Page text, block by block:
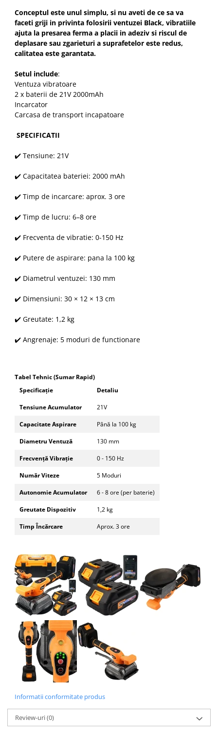
Conceptul este unul simplu, si nu aveti de ce sa va
faceti griji in privinta folosirii ventuzei Black, vibratiile
ajuta la presarea ferma a placii in adeziv si riscul de
deplasare sau zgarieturi a suprafetelor este redus,
calitatea este garantata.
Setul include:
Ventuza vibratoare
2 x baterii de 21V 2000mAh
Incarcator
Carcasa de transport incapatoare
SPECIFICATII
✔️ Tensiune: 21V
✔️ Capacitatea bateriei: 2000 mAh
✔️ Timp de incarcare: aprox. 3 ore
✔️ Timp de lucru: 6–8 ore
✔️ Frecventa de vibratie: 0-150 Hz
✔️ Putere de aspirare: pana la 100 kg
✔️ Diametrul ventuzei: 130 mm
✔️ Dimensiuni: 30 × 12 × 13 cm
✔️ Greutate: 1,2 kg
✔️ Angrenaje: 5 moduri de functionare
Tabel Tehnic (Sumar Rapid)
Specificație
Detaliu
Tensiune Acumulator 21V
Capacitate Aspirare Până la 100 kg
Diametru Ventuză 130 mm
Frecvență Vibrație 0 - 150 Hz
Număr Viteze 5 Moduri
Autonomie Acumulator 6 - 8 ore (per baterie)
Greutate Dispozitiv 1,2 kg
Timp Încărcare Aprox. 3 ore
Informatii conformitate produs
Review-uri(0)